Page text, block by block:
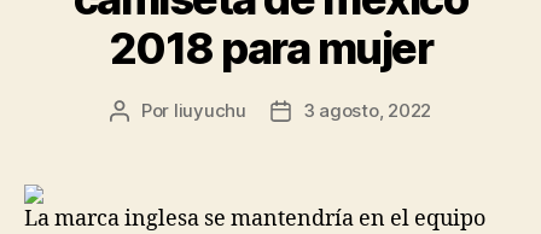
2018 para mujer
Autor
Por liuyuchu
Fecha3 agosto, 2022
La marca inglesa se mantendría en el equipo